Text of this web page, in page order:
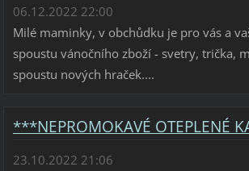
06.12.2022 22:00
Milé maminky, v obchůdku je pro vás a
spoustu vánočního zboží - svetry, trička,
spoustu nových hraček....
***NEPROMOKAVÉ OTEPLENÉ
23.10.2022 21:06